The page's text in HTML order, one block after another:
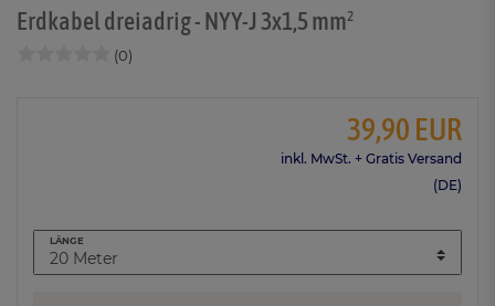
Erdkabel dreiadrig - NYY-J 3x1,5 mm²
(0)
39,90 EUR
inkl. MwSt. + Gratis Versand
(DE)
LÄNGE